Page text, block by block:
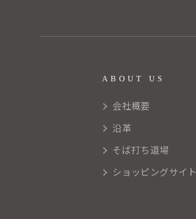
ABOUT US
会社概要
沿革
そば打ち道場
ショッピングサイト